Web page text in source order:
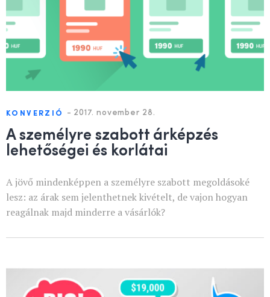
KONVERZIÓ - 2017. november 28.
A személyre szabott árképzés
lehetőségei és korlátai
A jövő mindenképpen a személyre szabott megoldásoké
lesz: az árak sem jelenthetnek kivételt, de vajon hogyan
reagálnak majd minderre a vásárlók?